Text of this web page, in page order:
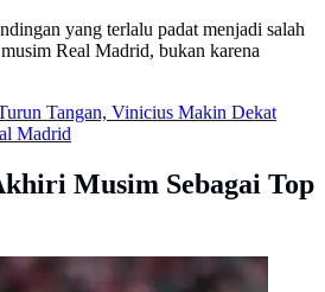
yang terlalu padat menjadi salah
Real Madrid, bukan karena
Tangan, Vinicius Makin Dekat
Madrid
Musim Sebagai Top